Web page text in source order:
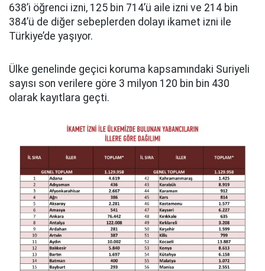
638’i öğrenci izni, 125 bin 714’ü aile izni ve 214 bin
384’ü de diğer sebeplerden dolayı ikamet izni ile
Türkiye’de yaşıyor.
Ülke genelinde geçici koruma kapsamındaki Suriyeli
sayısı son verilere göre 3 milyon 120 bin bin 430
olarak kayıtlara geçti.